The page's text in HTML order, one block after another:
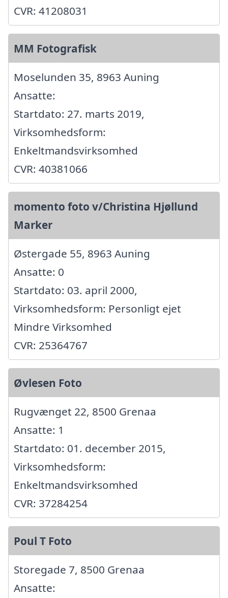
CVR: 41208031
MM Fotografisk
Moselunden 35, 8963 Auning
Ansatte:
Startdato: 27. marts 2019,
Virksomhedsform:
Enkeltmandsvirksomhed
CVR: 40381066
momento foto v/Christina Hjøllund
Marker
Østergade 55, 8963 Auning
Ansatte: 0
Startdato: 03. april 2000,
Virksomhedsform: Personligt ejet
Mindre Virksomhed
CVR: 25364767
Øvlesen Foto
Rugvænget 22, 8500 Grenaa
Ansatte: 1
Startdato: 01. december 2015,
Virksomhedsform:
Enkeltmandsvirksomhed
CVR: 37284254
Poul T Foto
Storegade 7, 8500 Grenaa
Ansatte: